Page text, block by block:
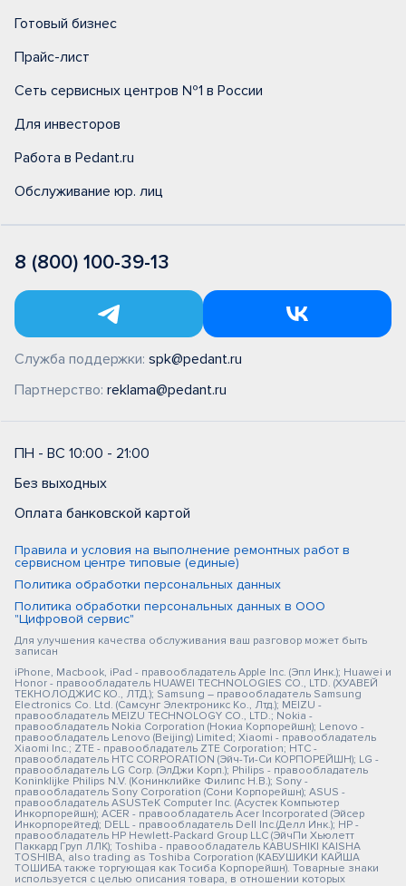
Готовый бизнес
Прайс-лист
Сеть сервисных центров №1 в России
Для инвесторов
Работа в Pedant.ru
Обслуживание юр. лиц
8 (800) 100-39-13
Служба поддержки: spk@pedant.ru
Партнерство: reklama@pedant.ru
ПН - ВС 10:00 - 21:00
Без выходных
Оплата банковской картой
Правила и условия на выполнение ремонтных работ в
сервисном центре типовые (единые)
Политика обработки персональных данных
Политика обработки персональных данных в ООО
"Цифровой сервис"
Для улучшения качества обслуживания ваш разговор может быть
записан
iPhone, Macbook, iPad - правообладатель Apple Inc. (Эпл Инк.); Huawei и
Honor - правообладатель HUAWEI TECHNOLOGIES CO., LTD. (ХУАВЕЙ
ТЕКНОЛОДЖИС КО., ЛТД.); Samsung – правообладатель Samsung
Electronics Co. Ltd. (Самсунг Электроникс Ко., Лтд.); MEIZU -
правообладатель MEIZU TECHNOLOGY CO., LTD.; Nokia -
правообладатель Nokia Corporation (Нокиа Корпорейшн); Lenovo -
правообладатель Lenovo (Beijing) Limited; Xiaomi - правообладатель
Xiaomi Inc.; ZTE - правообладатель ZTE Corporation; HTC -
правообладатель HTC CORPORATION (Эйч-Ти-Си КОРПОРЕЙШН); LG -
правообладатель LG Corp. (ЭлДжи Корп.); Philips - правообладатель
Koninklijke Philips N.V. (Конинклийке Филипс Н.В.); Sony -
правообладатель Sony Corporation (Сони Корпорейшн); ASUS -
правообладатель ASUSTeK Computer Inc. (Асустек Компьютер
Инкорпорейшн); ACER - правообладатель Acer Incorporated (Эйсер
Инкорпорейтед); DELL - правообладатель Dell Inc.(Делл Инк.); HP -
правообладатель HP Hewlett-Packard Group LLC (ЭйчПи Хьюлетт
Паккард Груп ЛЛК); Toshiba - правообладатель KABUSHIKI KAISHA
TOSHIBA, also trading as Toshiba Corporation (КАБУШИКИ КАЙША
ТОШИБА также торгующая как Тосиба Корпорейшн). Товарные знаки
используется с целью описания товара, в отношении которых